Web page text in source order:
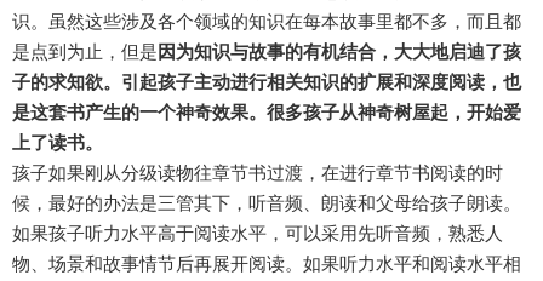
识。虽然这些涉及各个领域的知识在每本故事里都不多，而且都
是点到为止，但是因为知识与故事的有机结合，大大地启迪了孩
子的求知欲。引起孩子主动进行相关知识的扩展和深度阅读，也
是这套书产生的一个神奇效果。很多孩子从神奇树屋起，开始爱
上了读书。
孩子如果刚从分级读物往章节书过渡，在进行章节书阅读的时
候，最好的办法是三管其下，听音频、朗读和父母给孩子朗读。
如果孩子听力水平高于阅读水平，可以采用先听音频，熟悉人
物、场景和故事情节后再展开阅读。如果听力水平和阅读水平相